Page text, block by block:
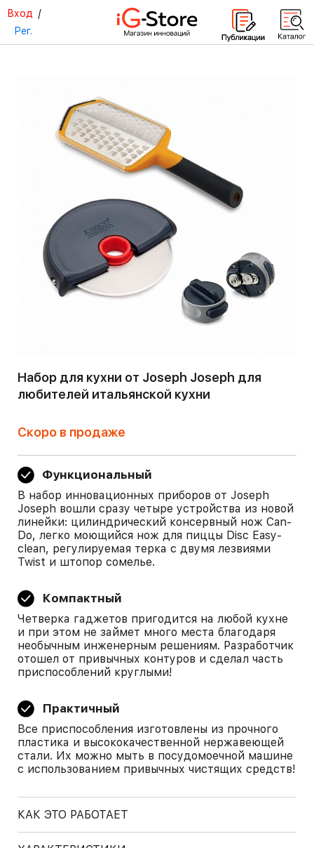
Вход /
Рег.
Набор для кухни от Joseph Joseph для
любителей итальянской кухни
Скоро в продаже
Функциональный
В набор инновационных приборов от Joseph
Joseph вошли сразу четыре устройства из новой
линейки: цилиндрический консервный нож Can-
Do, легко моющийся нож для пиццы Disc Easy-
clean, регулируемая терка с двумя лезвиями
Twist и штопор сомелье.
Компактный
Четверка гаджетов пригодится на любой кухне
и при этом не займет много места благодаря
необычным инженерным решениям. Разработчик
отошел от привычных контуров и сделал часть
приспособлений круглыми!
Практичный
Все приспособления изготовлены из прочного
пластика и высококачественной нержавеющей
стали. Их можно мыть в посудомоечной машине
с использованием привычных чистящих средств!
КАК ЭТО РАБОТАЕТ